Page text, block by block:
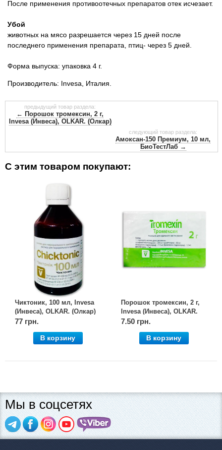
После применения противоотечных препаратов отек исчезает.
Убой
животных на мясо разрешается через 15 дней после
последнего применения препарата, птиц- через 5 дней.
Форма выпуска: упаковка 4 г.
Производитель: Invesa, Италия.
предыдущий товар раздела:
← Порошок тромексин, 2 г,
Invesa (Инвеса), OLKAR. (Олкар)
следующий товар раздела:
Амоксан-150 Премиум, 10 мл,
БиоТестЛаб →
С этим товаром покупают:
Чиктоник, 100 мл, Invesa
(Инвеса), OLKAR. (Олкар)
77 грн.
В корзину
Порошок тромексин, 2 г,
Invesa (Инвеса), OLKAR.
(Олкар)
7.50 грн.
В корзину
Мы в соцсетях